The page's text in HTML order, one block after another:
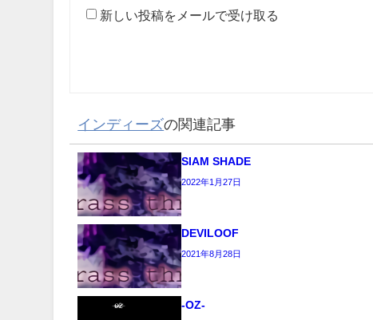
新しい投稿をメールで受け取る
インディーズの関連記事
SIAM SHADE
2022年1月27日
DEVILOOF
2021年8月28日
-OZ-